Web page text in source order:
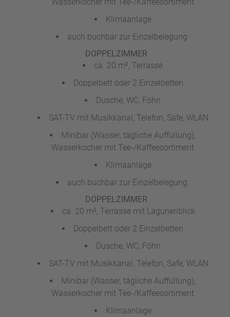
Klimaanlage
auch buchbar zur Einzelbelegung
DOPPELZIMMER
ca. 20 m², Terrasse
Doppelbett oder 2 Einzelbetten
Dusche, WC, Föhn
SAT-TV mit Musikkanal, Telefon, Safe, WLAN
Minibar (Wasser, tägliche Auffüllung),
Wasserkocher mit Tee-/Kaffeesortiment
Klimaanlage
auch buchbar zur Einzelbelegung
DOPPELZIMMER
ca. 20 m², Terrasse mit Lagunenblick
Doppelbett oder 2 Einzelbetten
Dusche, WC, Föhn
SAT-TV mit Musikkanal, Telefon, Safe, WLAN
Minibar (Wasser, tägliche Auffüllung),
Wasserkocher mit Tee-/Kaffeesortiment
Klimaanlage